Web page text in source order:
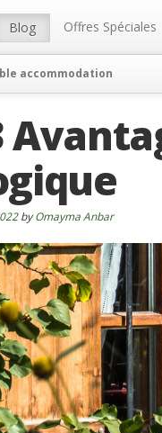
Blog Offres Spéciales
accommodation
byOmayma Anbar